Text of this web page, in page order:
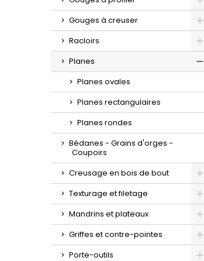
Gouges à creuser
Racloirs
Planes
Planes ovales
Planes rectangulaires
Planes rondes
Bédanes - Grains d'orges -
Coupoirs
Creusage en bois de bout
Texturage et filetage
Mandrins et plateaux
Griffes et contre-pointes
Porte-outils